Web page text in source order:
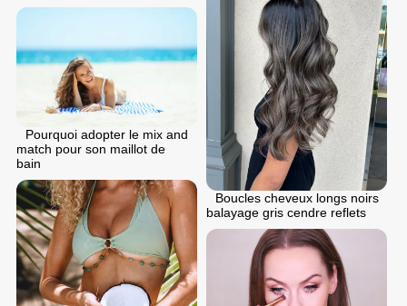
Boucles cheveux longs noirs
balayage gris cendre reflets
Pourquoi adopter le mix and
match pour son maillot de
bain